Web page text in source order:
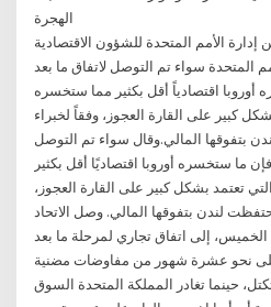
الهجرة
الأمم المتحدة للشؤون الاقتصادية
المتحدة سواء تم التوصل لاتفاق ما بعد
اقتصادياً أقل بكثير مما ستخسره
كبير على القارة العجوز، وفقاً لخبراء
بتفوقها المالي.وقال سواء تم التوصل
ما ستخسره أوروبا اقتصاديًا أقل بكثير
تعتمد بشكل كبير على القارة العجوز،
لندن بتفوقها المالي. وصل الاتحاد
الخميس، إلى اتفاق تجاري لمرحلة ما بعد
نحو عشرة شهور من مفاوضات مضنية
حينما تغادر المملكة المتحدة السوق